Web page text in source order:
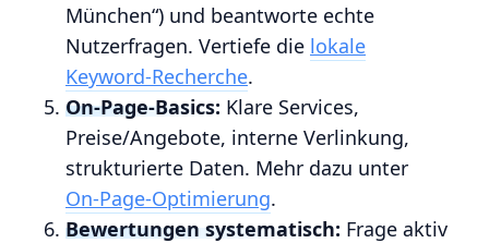
München“) und beantworte echte
Nutzerfragen. Vertiefe die lokale
Keyword‑Recherche.
On‑Page‑Basics: Klare Services,
Preise/Angebote, interne Verlinkung,
strukturierte Daten. Mehr dazu unter
On‑Page‑Optimierung.
Bewertungen systematisch: Frage aktiv